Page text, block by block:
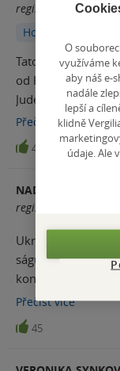
registrovaný uživatel
Hodnoceno z
Tato kniha je
od Holly. Kniha
Jude, ale v
polovičním
jejím prokletím
nedůvěřivá a
se jejich cesty
Přečíst více
46
NADĚŽDA BAJTEK
registrovaný uživatel
Ukradený dědic
ságu. Má však
konci příběhu. Ale
nemusí
připravuje na
napsat do první
Přečístvíce
45
O
využíváme
aby náš e-
nadále
lepší a
klidně
údaje. Ale